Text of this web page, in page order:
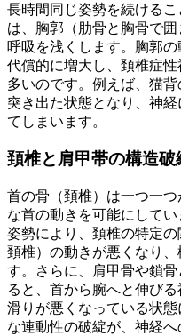
長時間同じ姿勢を続ける
は、胸郭（肋骨と胸骨で囲
呼吸を浅くします。胸郭
代償的に増大し、頚椎症
多いのです。例えば、猫
突き出た状態となり、神
てしまいます。
頚椎と肩甲帯の構造破
首の骨（頚椎）は一つ一
な首の動きを可能にして
姿勢により、頚椎の特定の
頚椎）の動きが悪くなり
す。さらに、肩甲骨や鎖
ると、首から腕へと伸び
滑りが悪くなっている状
な連動性の破綻が、神経